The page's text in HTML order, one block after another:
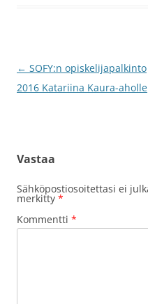
Post
navigation
← SOFY:n opiskelijapalkinto
2016 Katariina Kaura-aholle
Vastaa
Sähköpostiosoitettasi ei
merkitty *
Kommentti *